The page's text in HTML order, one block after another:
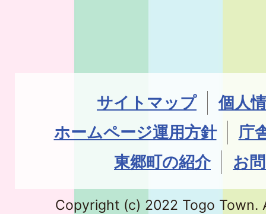
サイトマップ
個人
ホームページ運用方針
庁
東郷町の紹介
お
Copyright (c) 2022 Togo Town.